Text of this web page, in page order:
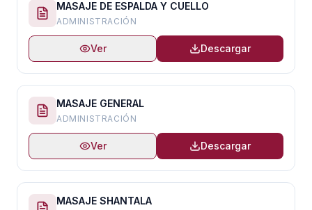
MASAJE DE ESPALDA Y CUELLO
ADMINISTRACIÓN
Ver Descargar
MASAJE GENERAL
ADMINISTRACIÓN
Ver Descargar
MASAJE SHANTALA